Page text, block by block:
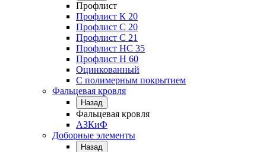
Профлист
Профлист К 20
Профлист С 20
Профлист C 21
Профлист НС 35
Профлист Н 60
Оцинкованный
С полимерным покрытием
Фальцевая кровля
Назад
Фальцевая кровля
АЗКиФ
Доборные элементы
Назад